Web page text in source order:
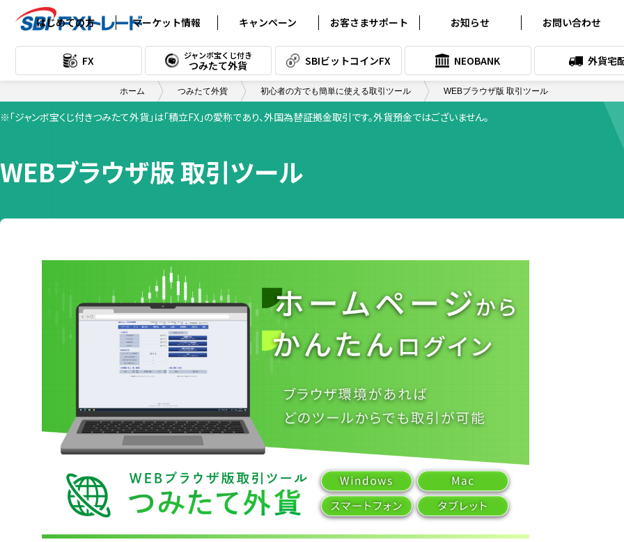
はじめての方
FXの基礎知識
取引の始め方
テクニカル分析
読んで身につく！FXコラム
「口座開設手続き完了のご案内」
マーケット情報
為替レート (FX)
為替チャート (FX)
本日のスワップポイント (FX)
スワップポイント
本日のスワップ
ポイント (つみたて)
カレンダー (つみたて)
デイリーレポート
通貨別売買データ
本日の注目通貨トピックス
週間マーケット展望
公式YouTubeチャンネル
キャンペーン お客さまサポート
よくある質問
クイック入金サービス
各種シミュレーション
取引ツールダウンロード
お問い合わせ
お知らせ
お知らせ
プレスリリース
メンテナンス情報
SNSアカウント一覧
お問い合わせ
FX ジャンボ宝くじ付き
つみたて外貨 SBIビットコインFX NEOBANK 外貨宅
ホーム つみたて外貨 初心者の方でも簡単に使える取引ツール WEBブラウザ版 取引ツール
※「ジャンボ宝くじ付きつみたて外貨」は「積立FX」の愛称であり、外国為替証拠金取引です。外貨預金ではございません。
WEBブラウザ版 取引ツール